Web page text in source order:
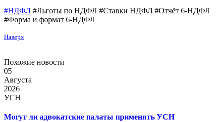
#НДФЛ #Льготы по НДФЛ #Ставки НДФЛ #Отчёт 6-НДФЛ
#Форма и формат 6-НДФЛ
Наверх
Похожие новости
05
Августа
2026
УСН
Могут ли адвокатские палаты применять УСН